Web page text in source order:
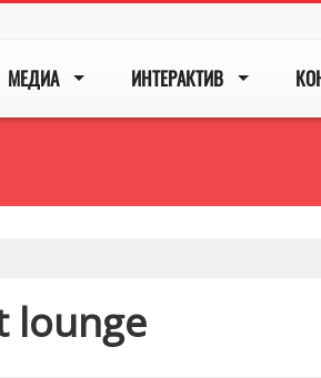
МЕДИА ИНТЕРАКТИВ
lounge